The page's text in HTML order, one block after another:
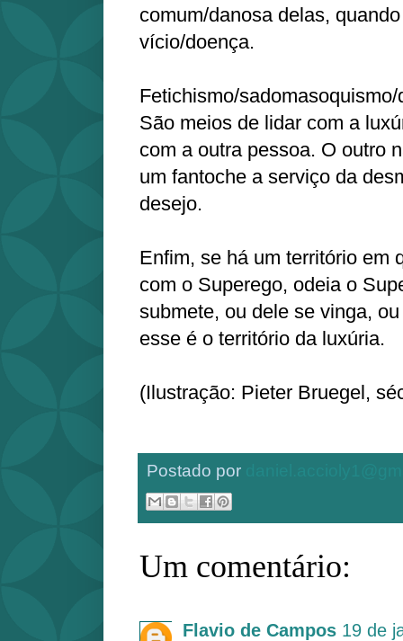
comum/danosa delas,
vício/doença.
Fetichismo/
São meios de lidar com a
com a outra pessoa. O outro
um fantoche a serviço da
desejo.
Enfim, se há um território em
com o Superego, odeia o
submete, ou dele se vinga,
esse é o território da luxúria.
(Ilustração: Pieter Bruegel,
Postado por
Um comentário:
Flavio de Campos 19 de